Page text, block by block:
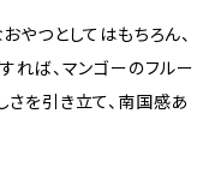
やつとしてはもちろん、
れば、マンゴーのフルー
を引き立て、南国感あ